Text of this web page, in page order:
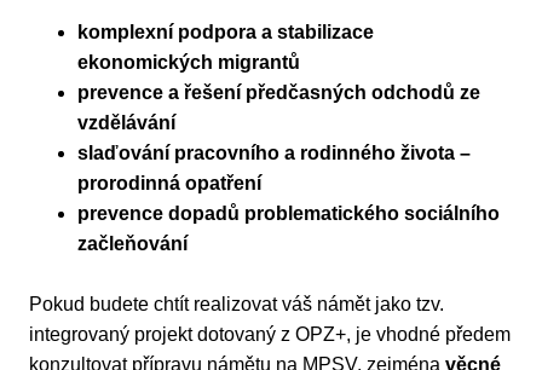
komplexní podpora a stabilizace
ekonomických migrantů
prevence a řešení předčasných odchodů ze
vzdělávání
slaďování pracovního a rodinného života –
prorodinná opatření
prevence dopadů problematického sociálního
začleňování
Pokud budete chtít realizovat váš námět jako tzv.
integrovaný projekt dotovaný z OPZ+, je vhodné předem
konzultovat přípravu námětu na MPSV, zejména věcné